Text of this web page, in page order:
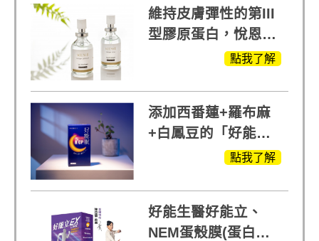
維持皮膚彈性的第III
型膠原蛋白，悅恩詩
給予寶寶般的肌膚感
點我了解
添加西番蓮+羅布麻
+白鳳豆的「好能
眠」，獨家專利配
點我了解
好能生醫好能立、
NEM蛋殼膜(蛋白聚